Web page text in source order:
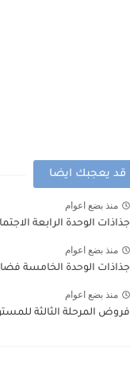
قد يعجبك ايضا
منذ بضع اعوام
جذاذات الوحدة الرابعة الاجتماعيات
منذ بضع اعوام
جذاذات الوحدة الخامسة
منذ بضع اعوام
فروض المرحلة الثالثة للمستوى 6 السادس لجميع